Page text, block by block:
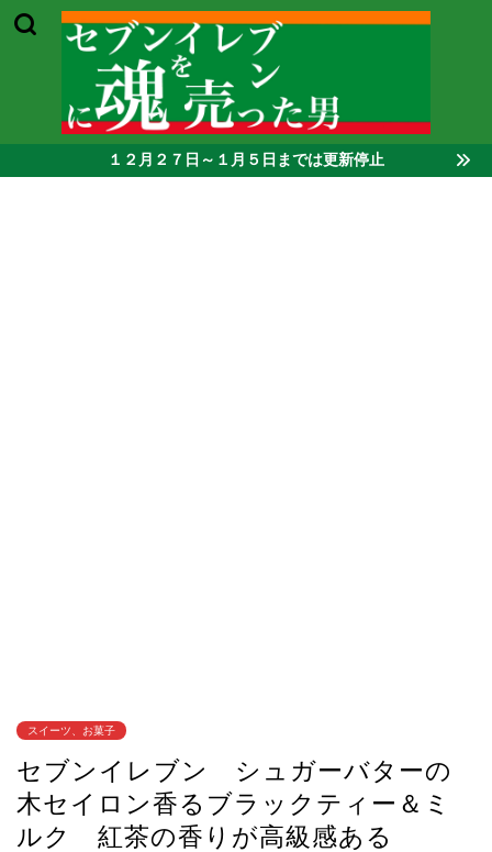
１２月２７日～１月５日までは更新停止
スイーツ、お菓子
セブンイレブン シュガーバターの
木セイロン香るブラックティー＆ミ
ルク 紅茶の香りが高級感ある